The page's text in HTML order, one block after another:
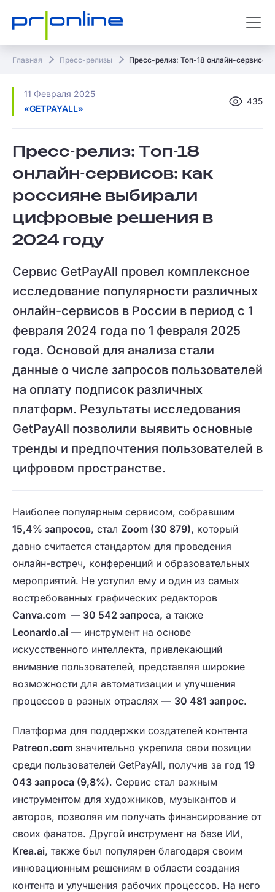
Главная Пресс-релизы Пресс-релиз: Топ-18 онлайн-
11 Февраля 2025
«GETPAYALL»
435
Пресс-релиз: Топ-18
онлайн-сервисов: как
россияне выбирали
цифровые решения в
2024 году
Сервис GetPayAll провел комплексное
исследование популярности различных
онлайн-сервисов в России в период с 1
февраля 2024 года по 1 февраля 2025
года. Основой для анализа стали
данные о числе запросов пользователей
на оплату подписок различных
платформ. Результаты исследования
GetPayAll позволили выявить основные
тренды и предпочтения пользователей в
цифровом пространстве.
Наиболее популярным сервисом, собравшим
15,4% запросов, стал Zoom (30 879), который
давно считается стандартом для проведения
онлайн-встреч, конференций и образовательных
мероприятий. Не уступил ему и один из самых
востребованных графических редакторов
Canva.com — 30 542 запроса, а также
Leonardo.ai — инструмент на основе
искусственного интеллекта, привлекающий
внимание пользователей, представляя широкие
возможности для автоматизации и улучшения
процессов в разных отраслях — 30 481 запрос.
Платформа для поддержки создателей контента
Patreon.com значительно укрепила свои позиции
среди пользователей GetPayAll, получив за год 19
043 запроса (9,8%). Сервис стал важным
инструментом для художников, музыкантов и
авторов, позволяя им получать финансирование от
своих фанатов. Другой инструмент на базе ИИ,
Krea.ai, также был популярен благодаря своим
инновационным решениям в области создания
контента и улучшения рабочих процессов. На него